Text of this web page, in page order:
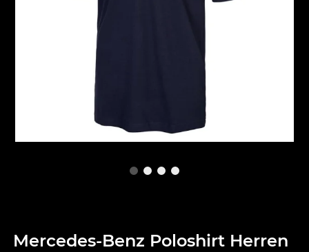
Mercedes-Benz Poloshirt Herren